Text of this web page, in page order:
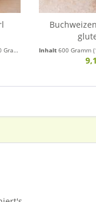
Inhalt600 Gramm